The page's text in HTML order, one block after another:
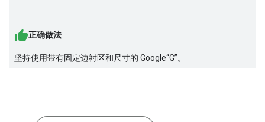
正确做法
坚持使用带有固定边衬区和尺寸的 Google“G”。